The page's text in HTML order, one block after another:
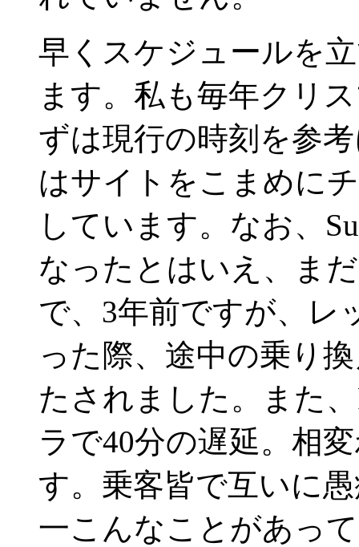
早くスケジュールを
ます。私も毎年クリ
ずは現行の時刻を参
はサイトをこまめに
しています。なお、
なったとはいえ、ま
で、3年前ですが、レ
った際、途中の乗り
たされました。また
ラで40分の遅延。相
す。乗客皆で互いに
一こんなことがあっ